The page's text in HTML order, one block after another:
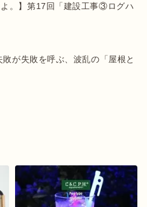
よ。】第17回「建設工事③ログハ
敗が失敗を呼ぶ、波乱の「屋根と